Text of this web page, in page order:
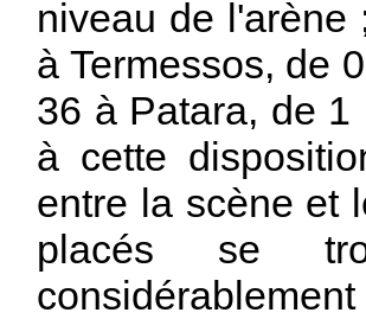
niveau de
à Termessos, de
36 à Patara, de
à cette
entre la scène et
placés se